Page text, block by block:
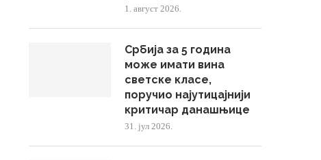
1. август 2026.
Србија за 5 година
може имати вина
светске класе,
поручио најутицајнији
критичар данашњице
31. јул 2026.